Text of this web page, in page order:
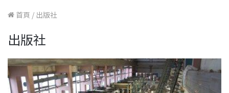
首頁 / 出版社
出版社